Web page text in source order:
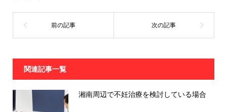
関連記事一覧
湘南周辺で不妊治療を検討している場合